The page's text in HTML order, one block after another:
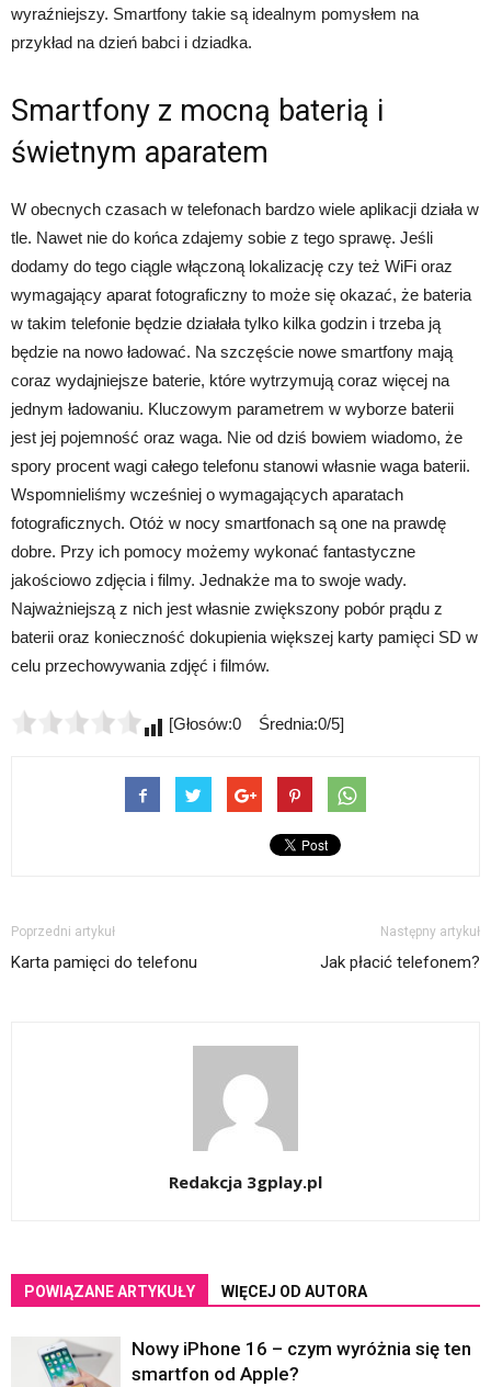
wyraźniejszy. Smartfony takie są idealnym pomysłem na
przykład na dzień babci i dziadka.
Smartfony z mocną baterią i
świetnym aparatem
W obecnych czasach w telefonach bardzo wiele aplikacji działa w
tle. Nawet nie do końca zdajemy sobie z tego sprawę. Jeśli
dodamy do tego ciągle włączoną lokalizację czy też WiFi oraz
wymagający aparat fotograficzny to może się okazać, że bateria
w takim telefonie będzie działała tylko kilka godzin i trzeba ją
będzie na nowo ładować. Na szczęście nowe smartfony mają
coraz wydajniejsze baterie, które wytrzymują coraz więcej na
jednym ładowaniu. Kluczowym parametrem w wyborze baterii
jest jej pojemność oraz waga. Nie od dziś bowiem wiadomo, że
spory procent wagi całego telefonu stanowi własnie waga baterii.
Wspomnieliśmy wcześniej o wymagających aparatach
fotograficznych. Otóż w nocy smartfonach są one na prawdę
dobre. Przy ich pomocy możemy wykonać fantastyczne
jakościowo zdjęcia i filmy. Jednakże ma to swoje wady.
Najważniejszą z nich jest własnie zwiększony pobór prądu z
baterii oraz konieczność dokupienia większej karty pamięci SD w
celu przechowywania zdjęć i filmów.
[Głosów:0 Średnia:0/5]
Poprzedni artykuł
Karta pamięci do telefonu
Następny artykuł
Jak płacić telefonem?
Redakcja 3gplay.pl
POWIĄZANE ARTYKUŁY WIĘCEJ OD AUTORA
Nowy iPhone 16 – czym wyróżnia się ten
smartfon od Apple?